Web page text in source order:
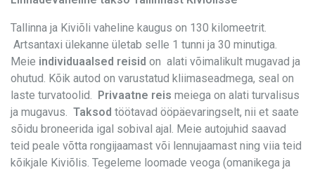
Tallinna ja Kiviõli vaheline kaugus on 130 kilomeetrit.
Artsantaxi ülekanne ületab selle 1 tunni ja 30 minutiga.
Meie individuaalsed reisid on alati võimalikult mugavad ja
ohutud. Kõik autod on varustatud kliimaseadmega, seal on
laste turvatoolid. Privaatne reis meiega on alati turvalisus
ja mugavus. Taksod töötavad ööpäevaringselt, nii et saate
sõidu broneerida igal sobival ajal. Meie autojuhid saavad
teid peale võtta rongijaamast või lennujaamast ning viia teid
kõikjale Kiviõlis. Tegeleme loomade veoga (omanikega ja